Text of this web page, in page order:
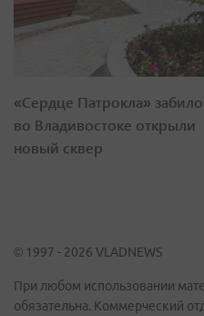
«Сердце Патрокла»
во Владивостоке открыли
новый сквер
© 1997 - 2026 VLADNEWS
При любом использовании
обязательна. Коммерческий